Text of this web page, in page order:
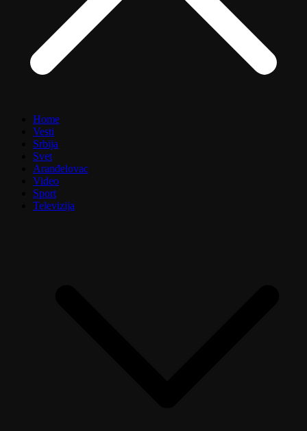
Home
Vesti
Srbija
Svet
Aranđelovac
Video
Sport
Televizija